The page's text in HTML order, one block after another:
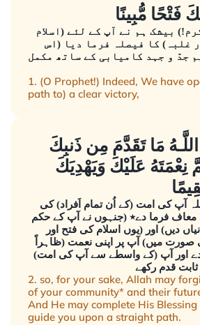
بیشک ہم نے آپ کے لئے (اسلام
غلبہ) کا فیصلہ فرما دیا (اس
جدّ و جہد کامیابی کے ساتھ مکمل
1. (O Prophet!) Indeed, We have
path to) a clear victory,
مَا تَقَدَّمَ مِن ذَنبِكَ
نِعْمَتَهُ عَلَيْكَ وَيَهْدِيَكَ
آپ کی امت (کے اُن تمام اَفراد) کی
معاف فرما دے٭ (جنہوں نے آپ کے حکم
دیں) اور (یوں اسلام کی فتح اور
میں) آپ پر اپنی نعمت (ظاہراً
دے اور آپ (کے واسطے سے آپ کی امت)
قدم رکھے
2. so, for your sake, Allah may
of your community* and their
And He may complete His
guide you upon a straight path.